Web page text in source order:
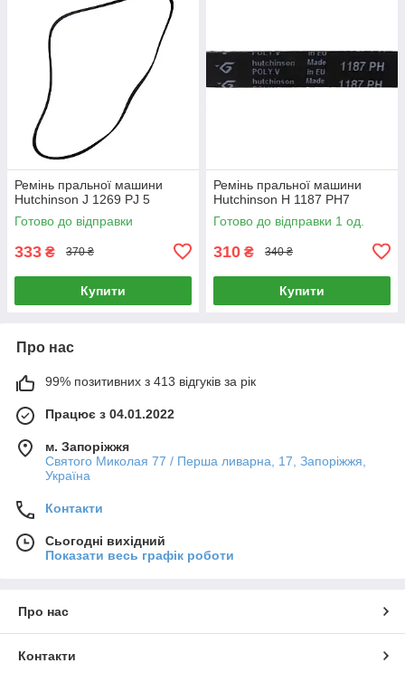
Ремінь пральної машини
Hutchinson J 1269 PJ 5
Готово до відправки
333 ₴ 370 ₴
Купити
Ремінь пральної машини
Hutchinson H 1187 PH7
Готово до відправки 1 од.
310 ₴ 340 ₴
Купити
Про нас
99% позитивних з 413 відгуків за рік
Працює з 04.01.2022
м. Запоріжжя
Святого Миколая 77 / Перша ливарна, 17, Запоріжжя,
Україна
Контакти
Сьогодні вихідний
Показати весь графік роботи
Про нас
Контакти